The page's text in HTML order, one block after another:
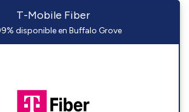
T-Mobile Fiber
disponible en Buffalo Grove